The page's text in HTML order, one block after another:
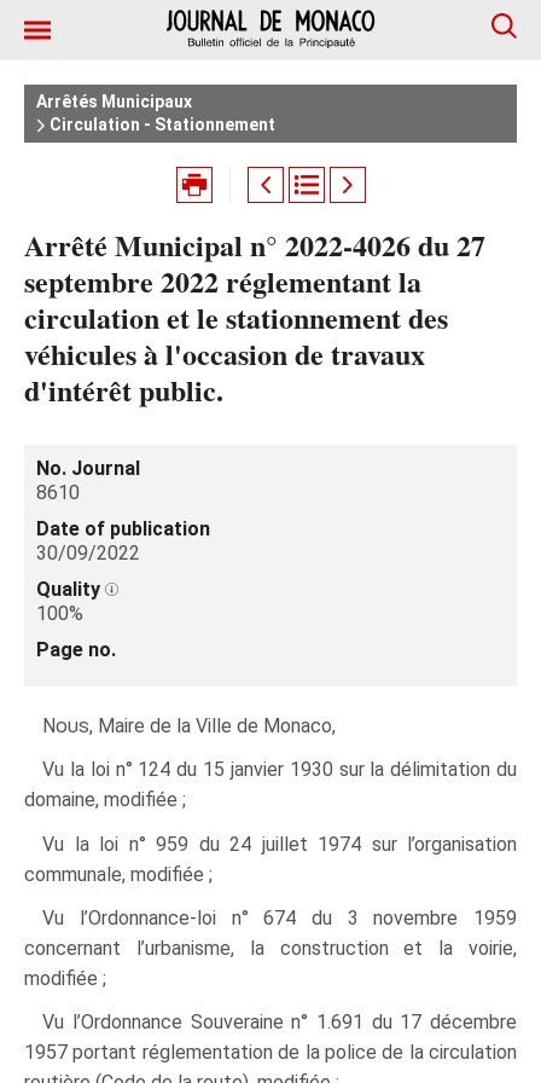
Arrêtés Municipaux
Circulation - Stationnement
Arrêté Municipal n° 2022-4026 du 27
septembre 2022 réglementant la
circulation et le stationnement des
véhicules à l'occasion de travaux
d'intérêt public.
No. Journal
8610
Date of publication
30/09/2022
Quality
100%
Page no.
Nous, Maire de la Ville de Monaco,
Vu la loi n° 124 du 15 janvier 1930 sur la délimitation du
domaine, modifiée ;
Vu la loi n° 959 du 24 juillet 1974 sur l’organisation
communale, modifiée ;
Vu l’Ordonnance-loi n° 674 du 3 novembre 1959
concernant l’urbanisme, la construction et la voirie,
modifiée ;
Vu l’Ordonnance Souveraine n° 1.691 du 17 décembre
1957 portant réglementation de la police de la circulation